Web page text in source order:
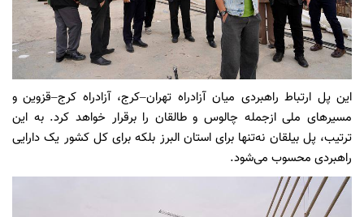
این پل ارتباط راهبردی میان آزادراه تهران–کرج، آزادراه کرج–قزوین و
مسیرهای ملی ازجمله چالوس و طالقان را برقرار خواهد کرد. به این
ترتیب، پل بیلقان نه‌تنها برای استان البرز بلکه برای کل کشور یک دارایی
راهبردی محسوب می‌شود.